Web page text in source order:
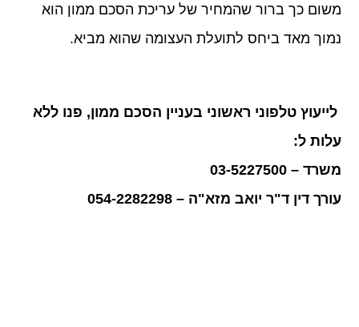
משום כך ברור שהמחיר של עריכת הסכם ממון הוא
נמוך מאד ביחס לתועלת העצומה שהוא מביא.
לייעוץ טלפוני ראשוני בעניין הסכם ממון, פנו ללא
עלות ל:
משרד – 03-5227500
עורך דין ד"ר יואב מזא"ה – 054-2282298